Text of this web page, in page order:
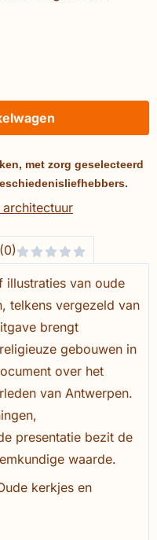
met zorg geselecteerd
architectuur
illustraties van oude
telkens vergezeld van
brengt
gebouwen in
over het
van Antwerpen.
presentatie bezit de
waarde.
kerkjes en